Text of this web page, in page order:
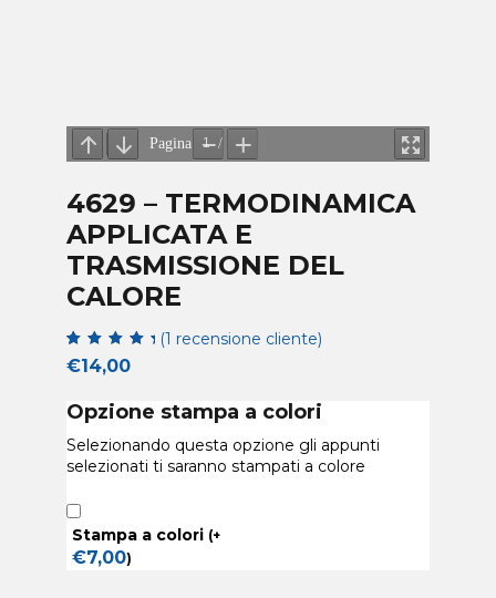
4629 – TERMODINAMICA
APPLICATA E
TRASMISSIONE DEL
CALORE
5su
5
in
base a
1
di
cliente
(1 recensione cliente)
€14,00
Opzione stampa a colori
Selezionando questa opzione gli appunti
selezionati ti saranno stampati a colore
Stampa a colori (+
€7,00)